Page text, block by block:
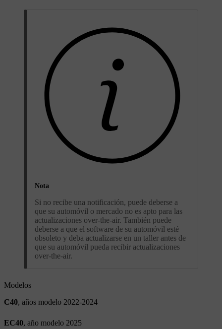
Nota
Si no recibe una notificación, puede deberse a
que su automóvil o mercado no es apto para las
actualizaciones over-the-air. También puede
deberse a que el software de su automóvil esté
obsoleto y deba actualizarse en un taller antes de
que su automóvil pueda recibir actualizaciones
over-the-air.
Modelos
C40, años modelo 2022-2024
EC40, año modelo 2025